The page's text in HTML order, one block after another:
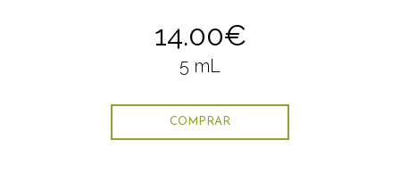
14.00€
5 mL
COMPRAR